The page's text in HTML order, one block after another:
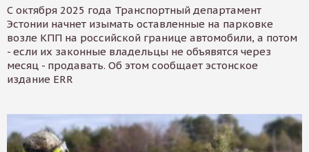
С октября 2025 года Транспортный департамент
Эстонии начнет изымать оставленные на парковке
возле КПП на российской границе автомобили, а потом
- если их законные владельцы не объявятся через
месяц - продавать. Об этом сообщает эстонское
издание ERR